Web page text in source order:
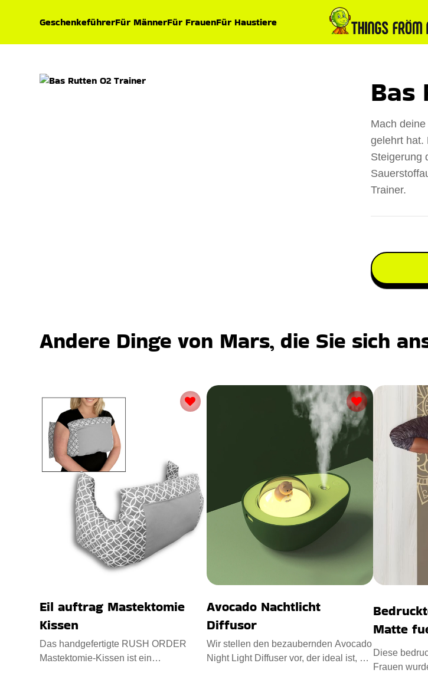
GeschenkeführerFür MännerFür FrauenFür Haustiere
Bas
Mach
gelehrt hat.
Steigerung
Trainer.
Andere Dinge von Mars, die Sie sich
Eil auftrag Mastektomie
Kissen
Das handgefertigte RUSH ORDER
Mastektomie-Kissen ist ein
Avocado Nachtlicht
Diffusor
Wir stellen den bezaubernden Avocado
Night Light Diffuser vor, der ideal ist, um
Matte
Diese
Frauen